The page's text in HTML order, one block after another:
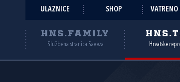
ULAZNICE SHOP VATRENO
HNS.FAMILY
Službena stranica Saveza Hrvatske